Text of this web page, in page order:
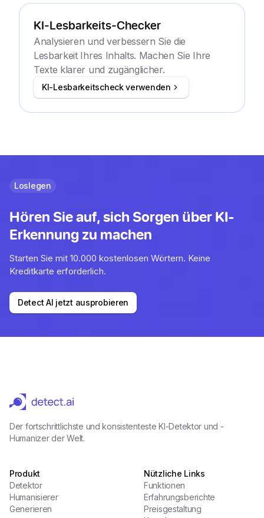
KI-Lesbarkeits-Checker
Analysieren und verbessern Sie die
Lesbarkeit Ihres Inhalts. Machen Sie Ihre
Texte klarer und zugänglicher.
KI-Lesbarkeitscheck verwenden
Loslegen
Hören Sie auf, sich Sorgen über KI-
Erkennung zu machen
Starten Sie mit 10.000 kostenlosen Wörtern. Keine
Kreditkarte erforderlich.
Detect AI jetzt ausprobieren
Der fortschrittlichste und konsistenteste KI-Detektor und -
Humanizer der Welt.
Produkt
Detektor
Humanisierer
Generieren
Nützliche Links
Funktionen
Erfahrungsberichte
Preisgestaltung